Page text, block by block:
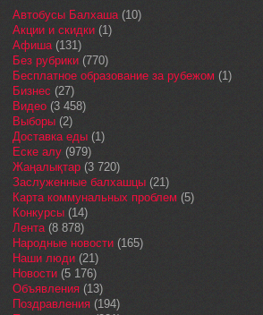
Автобусы Балхаша(10)
Акции и скидки (1)
Афиша(131)
Без рубрики (770)
Бесплатное образование за рубежом (1)
Бизнес (27)
Видео (3 458)
Выборы (2)
Доставка еды (1)
Еске алу (979)
Жаңалықтар (3 720)
Заслуженные балхашцы (21)
Карта коммунальных проблем (5)
Конкурсы (14)
Лента(8 878)
Народные новости (165)
Наши люди (21)
Новости (5 176)
Объявления (13)
Поздравления (194)